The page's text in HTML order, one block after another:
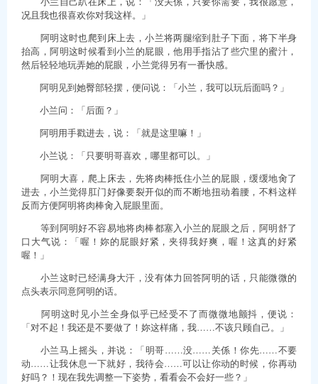
况且我也很喜欢你对我这样。」
阿明这时也爬到床上去，小兰将两腿缩到肚子下面，将下半身
抬高，阿明这时候看到小兰的屁眼，他用手指沾了些穴里的蜜汁，
然后轻轻地玩弄她的屁眼，小兰觉得另有一番快感。
阿明见到她臀部轻摆，便问说：「小兰，我可以玩后面吗？」
小兰问：「后面？」
阿明用手戳进去，说：「就是这里嘛！」
小兰说：「只要明哥喜欢，哪里都可以。」
阿明大喜，爬上床去，先将肉棒抵住小兰的屁眼，缓缓地肏了
进去，小兰觉得肛门好像要裂开似的而不断地扭动着腰，不料这样
反而方便阿明将肉棒肏入屁眼里面。
等到阿明好不容易地将肉棒都塞入小兰的屁眼之后，阿明舒了
口大气说：「喔！妳的屁眼好紧，夹得我好爽，喔！这真的好紧
喔！」
小兰这时已经满身大汗，没有体力回答阿明的话，只能微微的
点头表示同意阿明的话。
阿明这时见小兰全身似乎已经受不了而微微地颤抖，便说：
「对不起！我还是不要做了！妳这样痛，我……不该只顾自己。」
小兰马上摇头，并说：「明哥……没……关係！你先……不要
动……让我休息一下就好，我待会……可以让你动的时候，你再动
好吗？！现在我先调整一下姿势，看看会不会好一些？」